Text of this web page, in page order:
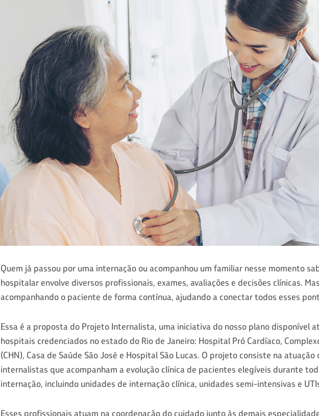
Quem já passou por uma internação ou acompanhou um familiar nesse momento
hospitalar envolve diversos profissionais, exames, avaliações e decisões clínicas.
acompanhando o paciente de forma contínua, ajudando a conectar todos esses
Essa é a proposta do Projeto Internalista, uma iniciativa do nosso plano disponível
hospitais credenciados no estado do Rio de Janeiro: Hospital Pró Cardíaco,
(CHN), Casa de Saúde São José e Hospital São Lucas. O projeto consiste na atuação
internalistas que acompanham a evolução clínica de pacientes elegíveis durante
internação, incluindo unidades de internação clínica, unidades semi-intensivas e
Esses profissionais atuam na coordenação do cuidado junto às demais